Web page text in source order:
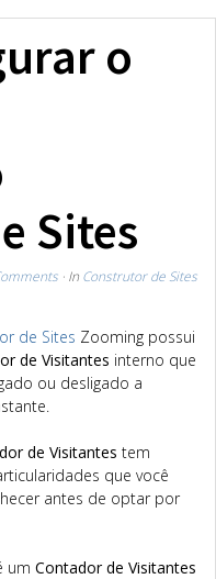
o
Sites
· In Construtor de Sites
de Sites Zooming possui
de Visitantes interno que
ou desligado a
de Visitantes tem
que você
antes de optar por
um Contador de Visitantes